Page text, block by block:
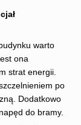
warto
ona
strat energii.
po
Dodatkowo
do bramy.